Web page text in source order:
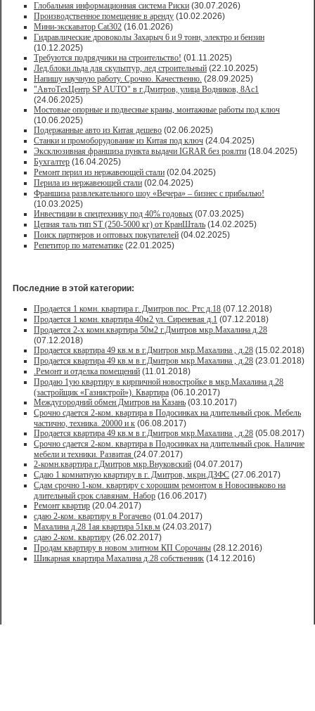
Глобальная информационная система Риски (30.07.2026)
Производственное помещение в аренду (10.02.2026)
Мини-экскаватор Cat302 (16.01.2026)
Гидравлические дровоколы Захарыч 6 и 9 тонн, электро и бензин
(10.12.2025)
Требуются подрядчики на строительство! (01.11.2025)
Лед,блоки льда для скульптур, лед строительный (22.10.2025)
Напишу научную работу. Срочно. Качественно. (28.09.2025)
"АвтоТехЦентр SP AUTO" в г.Дмитров, улица Водников, 8Ас1
(24.06.2025)
Мостовые опорные и подвесные краны, монтажные работы под ключ
(10.06.2025)
Подержанные авто из Китая дешево (02.06.2025)
Станки и промоборудование из Китая под ключ (24.04.2025)
Эксклюзивная франшиза пункта выдачи IGRAR без роялти (18.04.2025)
Бухгалтер (16.04.2025)
Ремонт перил из нержавеющей стали (02.04.2025)
Перила из нержавеющей стали (02.04.2025)
Франшиза развлекательного шоу «Вечера» – бизнес с прибылью!
(10.03.2025)
Инвестиции в спецтехнику под 40% годовых (07.03.2025)
Цепная таль тип ST (250-5000 кг) от КранШталь (14.02.2025)
Поиск партнеров и оптовых покупателей (04.02.2025)
Репетитор по математике (22.01.2025)
Последние в этой категории:
Продается 1 комн. квартира г. Дмитров пос. Ртс д.18 (07.12.2018)
Продается 1 комн. квартира 40м2 ул. Сиреневая д.1 (07.12.2018)
Продается 2-х комн.квартира 50м2 г.Дмитров мкр.Махалина д.28
(07.12.2018)
Продается квартира 49 кв.м в г.Дмитров мкр.Махалина , д.28 (15.02.2018)
Продается квартира 49 кв.м в г.Дмитров мкр.Махалина , д.28 (23.01.2018)
.Ремонт и отделка помещений (11.01.2018)
Продаю 1ую квартиру в кирпичной новостройке в мкр.Махалина д.28
(застройщик «Газнистрой»). Квартира (06.10.2017)
Междугородний обмен Дмитров на Казань (03.10.2017)
Срочно сдается 2-ком. квартира в Подосинках на длительный срок. Мебель
частично, техника. 20000 и к (06.08.2017)
Продается квартира 49 кв.м в г.Дмитров мкр.Махалина , д.28 (05.08.2017)
Срочно сдается 2-ком. квартира в Подосинках на длительный срок. Наличие
мебели и техники. Развитая (24.07.2017)
2-комн.квартира г.Дмитров мкр.Внуковский (04.07.2017)
Сдаю 1 комнатную квартиру в г. Дмитров, мкрн.ДЗФС (27.06.2017)
Сдам срочно 1-ком. квартиру с хорошим ремонтом в Новосиньково на
длительный срок славянам. Набор (16.06.2017)
Ремонт квартир (20.04.2017)
сдаю 2-ком. квартиру в Рогачево (01.04.2017)
Махалина д.28 1ая квартира 51кв.м (24.03.2017)
сдаю 2-ком. квартиру (26.02.2017)
Продам квартиру в новом элитном КП Сорочаны (28.12.2016)
Шикарная квартира Махалина д.28 собственник (14.12.2016)